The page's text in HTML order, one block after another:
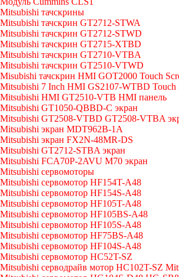
Mitsubishi тачскрины
Mitsubishi тачскрин GT2712-STWA
Mitsubishi тачскрин GT2712-STWD
Mitsubishi тачскрин GT2715-XTBD
Mitsubishi тачскрин GT2710-VTBA
Mitsubishi тачскрин GT2510-VTWD
Misubishi тачскрин HMI GOT2000 Touch
Mitsubishi 7 Inch HMI GS2107-WTBD Touch
Mitsubishi HMI GT2510-VTB HMI панель
Mitsubishi GT1050-QBBD-C экран
Mitsubishi GT2508-VTBD GT2508-VTBA
Mitsubishi экран MDT962B-1A
Mitsubishi экран FX2N-48MR-DS
Mitsubishi GT2712-STBA экран
Mitsubishi FCA70P-2AVU M70 экран
Mitsubishi сервомоторы
Mitsubishi сервомотор HF154T-A48
Mitsubishi сервомотор HF154S-A48
Mitsubishi сервомотор HF105T-A48
Mitsubishi сервомотор HF105BS-A48
Mitsubishi сервомотор HF105S-A48
Mitsubishi сервомотор HF75BS-A48
Mitsubishi сервомотор HF104S-A48
Mitsubishi сервомотор HC52T-SZ
Mitsubishi серводрайв мотор HC102T-SZ